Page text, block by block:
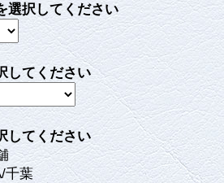
選択してください
してください
してください
千葉